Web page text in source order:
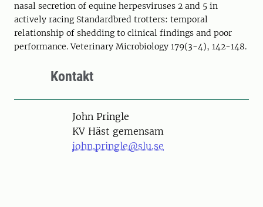
nasal secretion of equine herpesviruses 2 and 5 in
actively racing Standardbred trotters: temporal
relationship of shedding to clinical findings and poor
performance. Veterinary Microbiology 179(3-4), 142-148.
Kontakt
PersonJohn Pringle
KV Häst gemensam
john.pringle@slu.se